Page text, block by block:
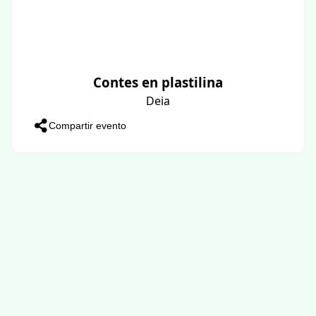
Contes en plastilina
Deia
Compartir evento